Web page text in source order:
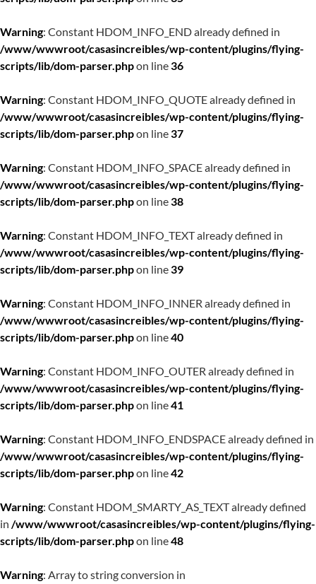
Warning: Constant HDOM_INFO_END already defined in
/www/wwwroot/casasincreibles/wp-content/plugins/flying-
scripts/lib/dom-parser.phpon line36
Warning: Constant HDOM_INFO_QUOTE already defined in
/www/wwwroot/casasincreibles/wp-content/plugins/flying-
scripts/lib/dom-parser.phpon line37
Warning: Constant HDOM_INFO_SPACE already defined in
/www/wwwroot/casasincreibles/wp-content/plugins/flying-
scripts/lib/dom-parser.phpon line38
Warning: Constant HDOM_INFO_TEXT already defined in
/www/wwwroot/casasincreibles/wp-content/plugins/flying-
scripts/lib/dom-parser.phpon line39
Warning: Constant HDOM_INFO_INNER already defined in
/www/wwwroot/casasincreibles/wp-content/plugins/flying-
scripts/lib/dom-parser.phpon line40
Warning: Constant HDOM_INFO_OUTER already defined in
/www/wwwroot/casasincreibles/wp-content/plugins/flying-
scripts/lib/dom-parser.phpon line41
Warning: Constant HDOM_INFO_ENDSPACE already defined in
/www/wwwroot/casasincreibles/wp-content/plugins/flying-
scripts/lib/dom-parser.phpon line42
Warning: Constant HDOM_SMARTY_AS_TEXT already defined
in /www/wwwroot/casasincreibles/wp-content/plugins/flying-
scripts/lib/dom-parser.phpon line48
Warning: Array to string conversion in